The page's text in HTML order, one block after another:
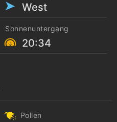
West
Sonnenuntergang
20:34
Pollen